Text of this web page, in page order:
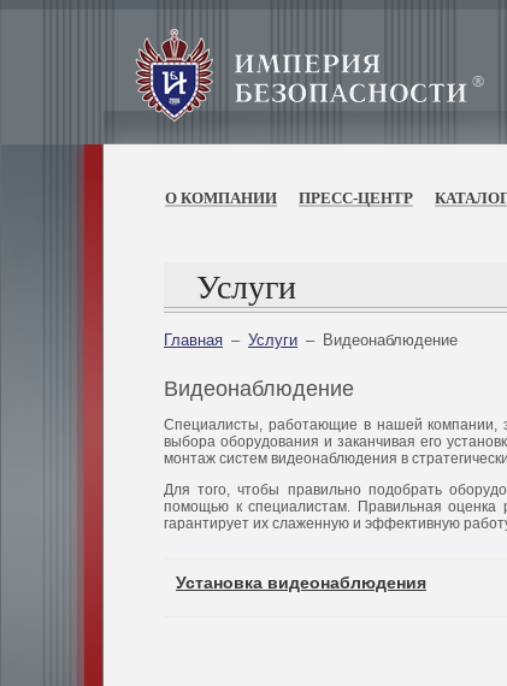
О КОМПАНИИ ПРЕСС-ЦЕНТР
Услуги
Главная – Услуги – Видеонаблюдение
Видеонаблюдение
Специалисты, работающие в нашей компании,
выбора оборудования и заканчивая его
монтаж систем видеонаблюдения в
Для того, чтобы правильно подобрать
помощью к специалистам. Правильная оценка
гарантирует их слаженную и эффективную
Установка видеонаблюдения